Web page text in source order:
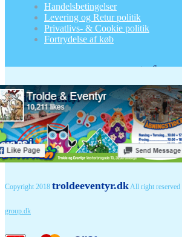
Handelsbetingelser
Levering og Retur politik
Privatlivs- & Cookie politik
Fortrydelse af køb
Copyright 2018 troldeeventyr.dkAll right reserved
group.dk